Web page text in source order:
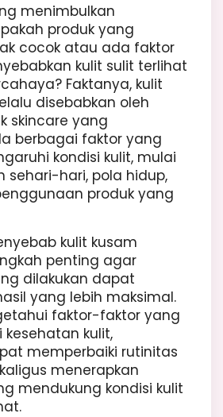
menimbulkan
produk yang
cocok atau ada faktor
kulit sulit terlihat
Faktanya, kulit
disebabkan oleh
skincare yang
berbagai faktor yang
kondisi kulit, mulai
sehari-hari, pola hidup,
produk yang
kulit kusam
penting agar
dilakukan dapat
yang lebih maksimal.
faktor-faktor yang
kulit,
memperbaiki rutinitas
menerapkan
mendukung kondisi kulit